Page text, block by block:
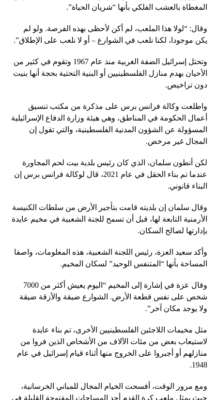
المغطاة بالعشب الفلكي بأنها “شريان الحياة”.
وقال: “لولا هذا الملعب، لم أكن لأحظى بهذه الفرصة. ولو لم
يكن موجودا، لكنا نلعب في الشوارع – أو لا نلعب على الإطلاق”.
وتحتل إسرائيل الضفة الغربية منذ عام 1967 وتقوم في كثير من
الأحيان بهدم منازل الفلسطينيين أو البنية التحتية بحجة أنها بنيت
دون تراخيص.
واطلعت وكالة فرانس برس على مذكرة من مكتب تنسيق
أعمال الحكومة في المناطق، وهي هيئة وزارة الدفاع الإسرائيلية
المسؤولة عن الشؤون المدنية الفلسطينية، والتي تقول إن
المجال غير مرخص.
لكن أنطون سلمان، الذي كان رئيس بلدية بيت لحم المجاورة
عندما تم بناء الحقل في عام 2021، قال لوكالة فرانس برس إن
البناء قانوني.
وقال سلمان إن بلديته قامت بتأجير الأرض من سلطات الكنيسة
الأرمنية التابعة لها، قبل أن تسمح للجنة الشعبية في مخيم عايدة
بإدارتها لصالح السكان.
وأكد سعيد العزة، رئيس اللجنة الشعبية، هذه المعلومات، واصفا
المساحة بأنها “المتنفس الوحيد” لسكان المخيم.
وقال عزة في إشارة إلى المخيم “اليوم يعيش أكثر من 7000
شخص على نفس قطعة الأرض. الشوارع ضيقة والأزقة ضيقة
ولا يوجد مكان آخر”.
مثل مخيمات اللاجئين الفلسطينيين الأخرى، تم بناء عايدة
لاستيعاب بعض من مئات الآلاف من الأشخاص الذين فروا من
منازلهم أو أجبروا على الخروج منها أثناء قيام إسرائيل في عام
1948.
ومع مرور الوقت، أفسحت الخيام المجال للمباني الخرسانية،
حيث يمثل ملعب كرة القدم أحد المساحات المفتوحة القليلة في